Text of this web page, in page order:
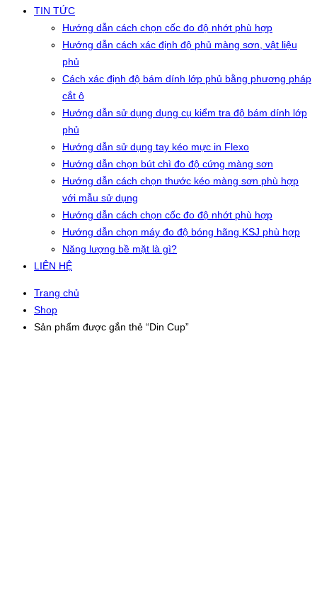
TIN TỨC
Hướng dẫn cách chọn cốc đo độ nhớt phù hợp
Hướng dẫn cách xác định độ phủ màng sơn, vật liệu
phủ
Cách xác định độ bám dính lớp phủ bằng phương pháp
cắt ô
Hướng dẫn sử dụng dụng cụ kiểm tra độ bám dính lớp
phủ
Hướng dẫn sử dụng tay kéo mực in Flexo
Hướng dẫn chọn bút chì đo độ cứng màng sơn
Hướng dẫn cách chọn thước kéo màng sơn phù hợp
với mẫu sử dụng
Hướng dẫn cách chọn cốc đo độ nhớt phù hợp
Hướng dẫn chọn máy đo độ bóng hãng KSJ phù hợp
Năng lượng bề mặt là gì?
LIÊN HỆ
Trang chủ
Shop
Sản phẩm được gắn thẻ “Din Cup”